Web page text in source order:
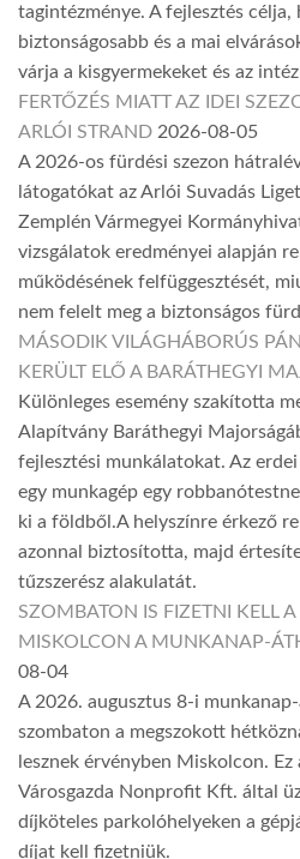
tagintézménye. A fejlesztés célja,
biztonságosabb és a mai
várja a kisgyermekeket és az
FERTŐZÉS MIATT AZ IDEI
ARLÓI STRAND 2026-08-05
A 2026-os fürdési szezon
látogatókat az Arlói Suvadás
Zemplén Vármegyei
vizsgálatok eredményei alapján
működésének felfüggesztését,
nem felelt meg a biztonságos
MÁSODIK VILÁGHÁBORÚS
KERÜLT ELŐ A BARÁTHEGYI
Különleges esemény szakította
Alapítvány Baráthegyi
fejlesztési munkálatokat. Az
egy munkagép egy
ki a földből.A helyszínre érkező
azonnal biztosította, majd
tűzszerész alakulatát.
SZOMBATON IS FIZETNI KELL A
MISKOLCON A MUNKANAP-
08-04
A 2026. augusztus 8-i
szombaton a megszokott
lesznek érvényben Miskolcon.
Városgazda Nonprofit Kft. által
díjköteles parkolóhelyeken a
díjat kell fizetniük.